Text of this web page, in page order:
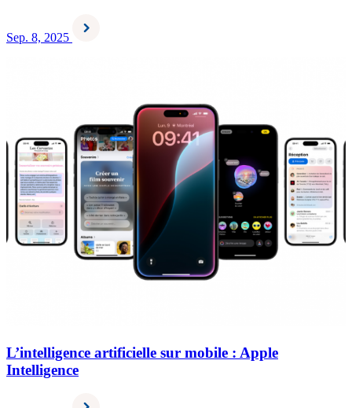
Sep. 8, 2025
L’intelligence artificielle sur mobile : Apple
Intelligence